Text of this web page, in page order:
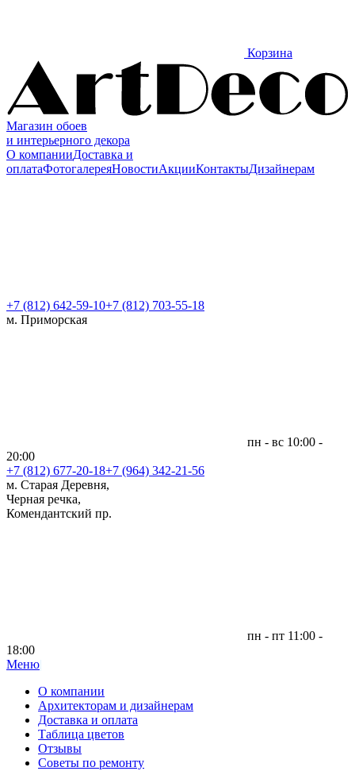
Корзина
Магазин обоев
и интерьерного декора
О компанииДоставка и
оплатаФотогалереяНовостиАкцииКонтактыДизайнерам
+7 (812) 642-59-10+7 (812) 703-55-18
м. Приморская
пн - вс 10:00 -
20:00
+7 (812) 677-20-18+7 (964) 342-21-56
м. Старая Деревня,
Черная речка,
Комендантский пр.
пн - пт 11:00 -
18:00
Меню|
О компании
Архитекторам и дизайнерам
Доставка и оплата
Таблица цветов
Отзывы
Советы по ремонту